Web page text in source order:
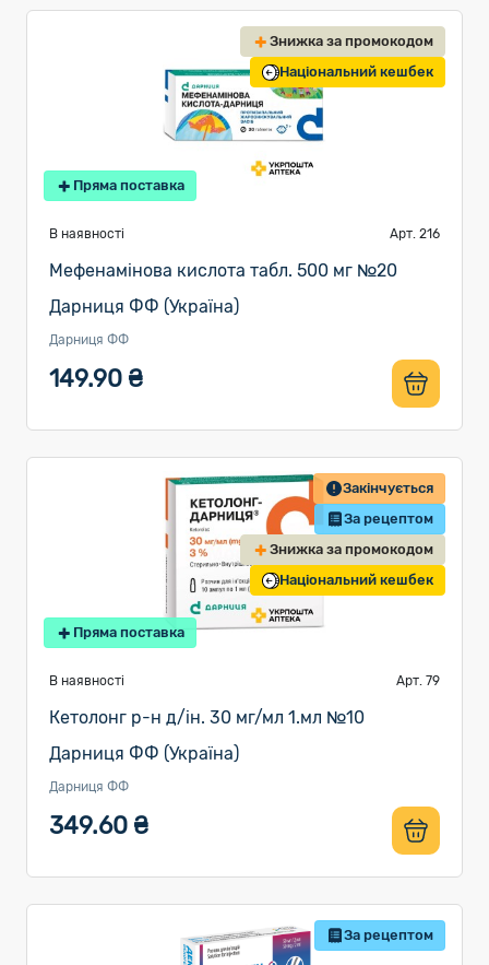
Знижка за промокодом
Національний кешбек
Пряма поставка
В наявності Арт. 216
Мефенамінова кислота табл. 500 мг №20
Дарниця ФФ (Україна)
Дарниця ФФ
149.90 ₴
Закінчується
За рецептом
Знижка за промокодом
Національний кешбек
Пряма поставка
В наявності Арт. 79
Кетолонг р-н д/ін. 30 мг/мл 1.мл №10
Дарниця ФФ (Україна)
Дарниця ФФ
349.60 ₴
За рецептом